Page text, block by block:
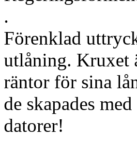
.
Förenklad
utlåning. Kruxet
räntor för sina
de skapades
datorer!